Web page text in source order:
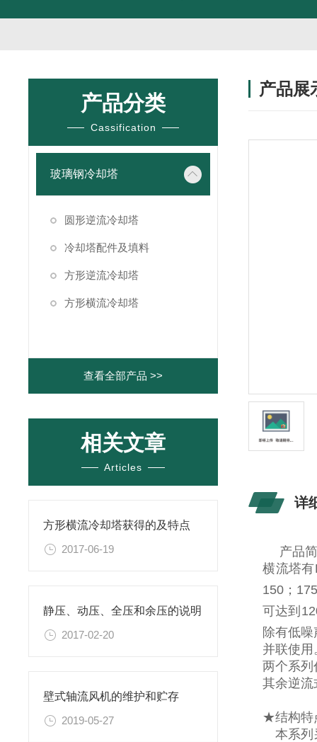
产品分类
Cassification
玻璃钢冷却塔
圆形逆流冷却塔
冷却塔配件及填料
方形逆流冷却塔
方形横流冷却塔
查看全部产品 >>
相关文章
Articles
方形横流冷却塔获得的及特点
2017-06-19
静压、动压、全压和余压的说明
2017-02-20
壁式轴流风机的维护和贮存
2019-05-27
产品展
详
产品
横流塔
150；
可达到
除有低
并联使
两个系
其余逆流
★结构特
本系列